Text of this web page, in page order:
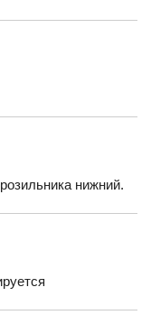
нижний.